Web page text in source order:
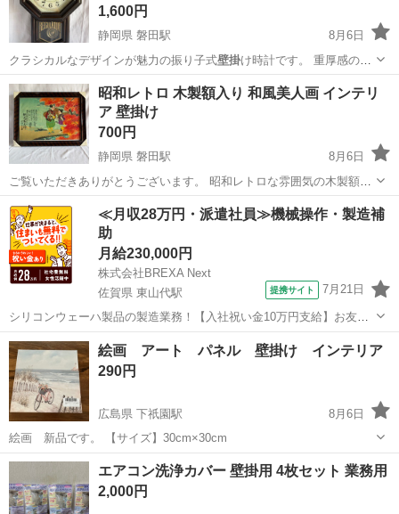
1,600円
静岡県 磐田駅
8月6日
クラシカルなデザインが魅力の振り子式壁掛け時計です。 重厚感のあ
る八角形の木…
静岡 磐田市 磐田駅 時計
昭和レトロ 木製額入り 和風美人画 インテリ
ア 壁掛け
700円
静岡県 磐田駅
8月6日
ご覧いただきありがとうございます。 昭和レトロな雰囲気の木製額入
り和風美人画です。 和室はもちろん、店舗や古民家風インテリア、レ
トロなお部屋の飾りにもおすすめです。 【状態】 多少のキズや汚れな
ど使用感はありますが、通...
静岡 磐田市 磐田駅 文芸 美人画
≪月収28万円・派遣社員≫機械操作・製造補
助
月給230,000円
株式会社BREXA Next
佐賀県 東山代駅
提携サイト 7月21日
シリコンウェーハ製品の製造業務！【入社祝い金10万円支給】お友達
やカップルとの応募OK◎年間休日129日＆休出なしでプライベート充
実♪業務はクリーンルームで快適作業◎自社正社員登用制度あり★1食
300円～の格安食堂あり！《佐...
佐賀 伊万里市 東山代駅 その他
絵画 アート パネル 壁掛け インテリア
290円
広島県 下祇園駅
8月6日
絵画 新品です。 【サイズ】30cm×30cm
広島 広島市 下祇園駅 アート
エアコン洗浄カバー 壁掛用 4枚セット 業務用
2,000円